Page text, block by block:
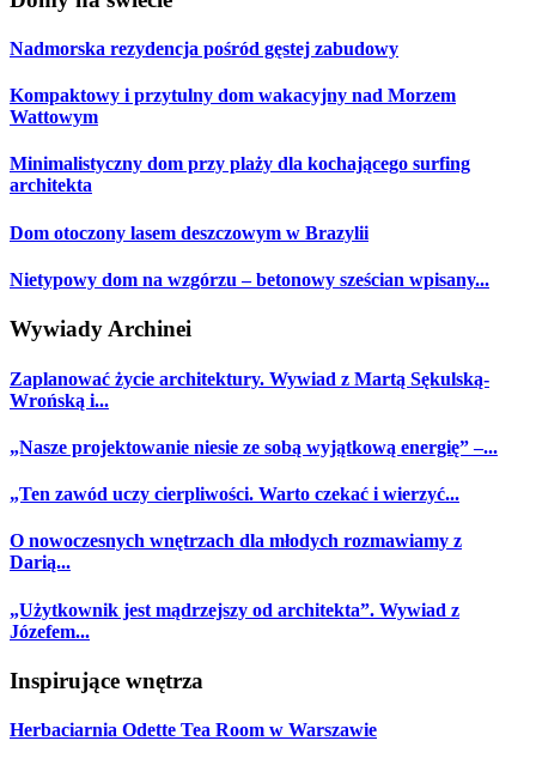
Nadmorska rezydencja pośród gęstej zabudowy
Kompaktowy i przytulny dom wakacyjny nad Morzem
Wattowym
Minimalistyczny dom przy plaży dla kochającego surfing
architekta
Dom otoczony lasem deszczowym w Brazylii
Nietypowy dom na wzgórzu – betonowy sześcian wpisany...
Wywiady Archinei
Zaplanować życie architektury. Wywiad z Martą Sękulską-
Wrońską i...
„Nasze projektowanie niesie ze sobą wyjątkową energię” –...
„Ten zawód uczy cierpliwości. Warto czekać i wierzyć...
O nowoczesnych wnętrzach dla młodych rozmawiamy z
Darią...
„Użytkownik jest mądrzejszy od architekta”. Wywiad z
Józefem...
Inspirujące wnętrza
Herbaciarnia Odette Tea Room w Warszawie